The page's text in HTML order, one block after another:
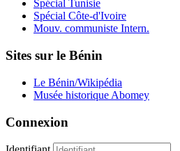
Spécial Tunisie
Spécial Côte-d'Ivoire
Mouv. communiste Intern.
Sites sur le Bénin
Le Bénin/Wikipédia
Musée historique Abomey
Connexion